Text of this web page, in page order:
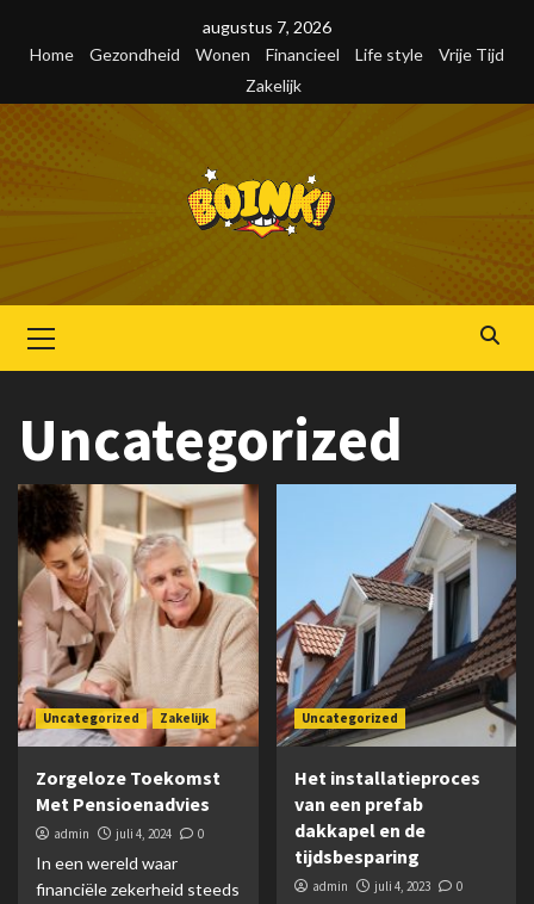
augustus 7, 2026
Home
Gezondheid Wonen Financieel Life style
Vrije Tijd
Zakelijk
menu
Uncategorized
Uncategorized Zakelijk
Zorgeloze Toekomst
Met Pensioenadvies
admin juli 4, 2024 0
In een wereld waar
financiële zekerheid steeds
Uncategorized
Het installatieproces
van een prefab
dakkapel en de
tijdsbesparing
admin juli 4, 2023 0